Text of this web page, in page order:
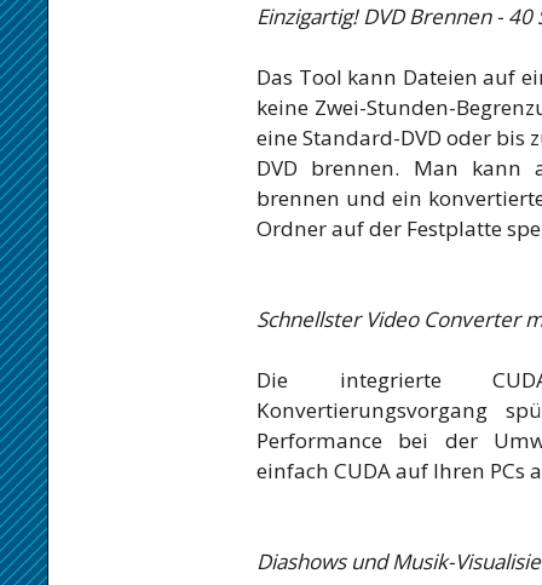
Einzigartig! DVD Brennen -
Das Tool kann Dateien auf
keine Zwei-Stunden-
eine Standard-DVD oder bis
DVD brennen. Man kann
brennen und ein
Ordner auf der Festplatte
Schnellster Video Converter
Die integrierte
Konvertierungsvorgang
Performance bei der
einfach CUDA auf Ihren PCs
Diashows und Musik-